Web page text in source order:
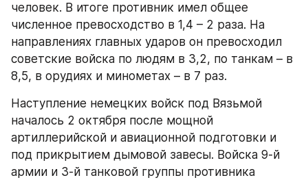
человек. В итоге противник имел общее
численное превосходство в 1,4 – 2 раза. На
направлениях главных ударов он превосходил
советские войска по людям в 3,2, по танкам – в
8,5, в орудиях и минометах – в 7 раз.
Наступление немецких войск под Вязьмой
началось 2 октября после мощной
артиллерийской и авиационной подготовки и
под прикрытием дымовой завесы. Войска 9-й
армии и 3-й танковой группы противника